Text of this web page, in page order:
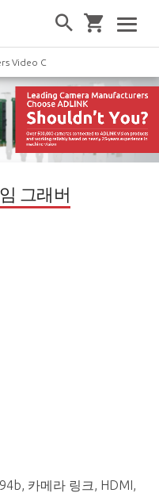
Video Capture Cards
그래버
카메라 링크, HDMI,